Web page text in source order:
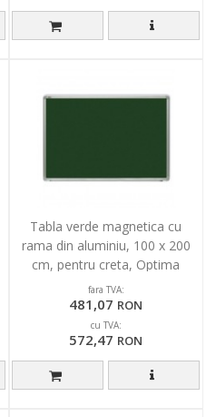
Tabla verde magnetica cu
rama din aluminiu, 100 x 200
cm, pentru creta, Optima
fara TVA:
481,07 RON
cu TVA:
572,47 RON